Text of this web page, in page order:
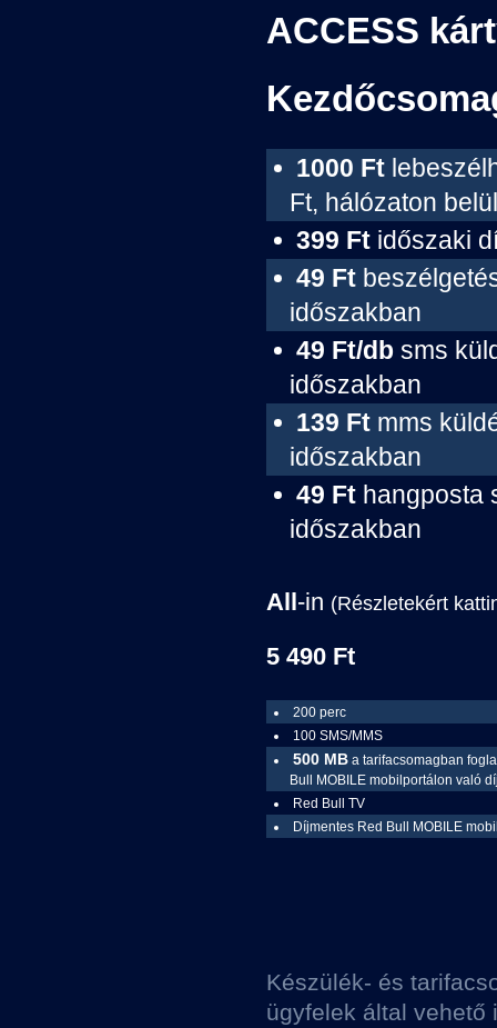
ACCESS
1000 Ft
Ft, hálózaton
399 Ft időszaki
49 Ft
időszakban
49 Ft/db sms
időszakban
139 Ft mms
időszakban
49 Ft hangposta
időszakban
All-in (Részletekért
5 490 Ft
200 perc
100 SMS/MMS
500 MB a tarifacsomagban
Bull MOBILE mobilportálon való
Red Bull TV
Díjmentes Red Bull MOBILE
Készülék- és
ügyfelek által vehető